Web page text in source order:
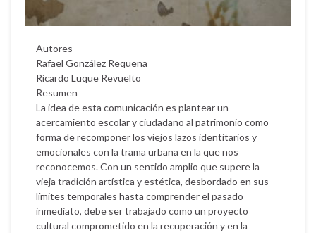
Autores
Rafael González Requena
Ricardo Luque Revuelto
Resumen
La idea de esta comunicación es plantear un
acercamiento escolar y ciudadano al patrimonio como
forma de recomponer los viejos lazos identitarios y
emocionales con la trama urbana en la que nos
reconocemos. Con un sentido amplio que supere la
vieja tradición artística y estética, desbordado en sus
límites temporales hasta comprender el pasado
inmediato, debe ser trabajado como un proyecto
cultural comprometido en la recuperación y en la